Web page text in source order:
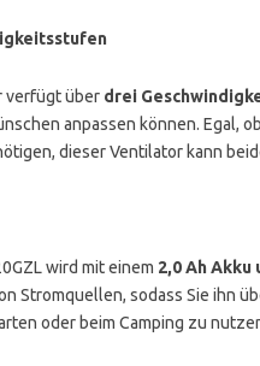
verfügt über drei
anpassen können. Egal,
dieser Ventilator kann
wird mit einem 2,0 Ah
Stromquellen, sodass Sie ihn
oder beim Camping zu